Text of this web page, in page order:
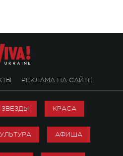
РЕКЛАМА НА САЙТЕ
ЗВЕЗДЫ КРАСА
АФИША